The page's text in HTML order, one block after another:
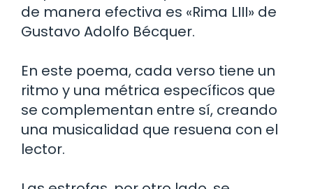
de manera efectiva es «Rima LIII» de
Gustavo Adolfo Bécquer.
En este poema, cada verso tiene un
ritmo y una métrica específicos que
se complementan entre sí, creando
una musicalidad que resuena con el
lector.